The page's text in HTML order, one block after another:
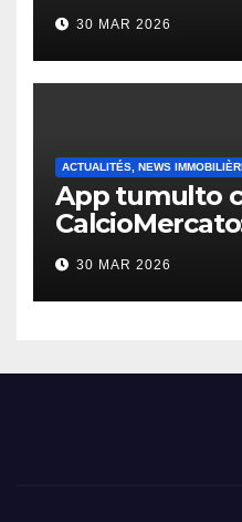
30 MAR 2026
ACTUALITÉS, NEWS
App tumulto
2026
30 MAR 2026